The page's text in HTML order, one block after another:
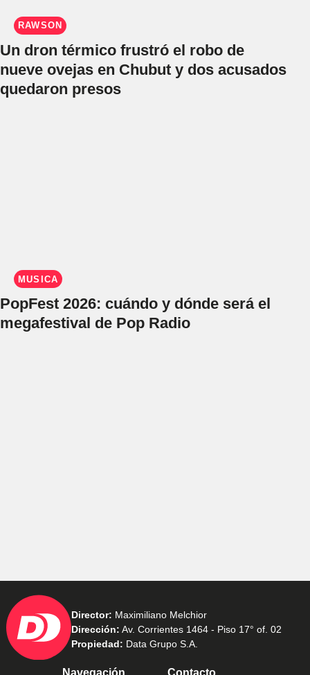
RAWSON
Un dron térmico frustró el robo de
nueve ovejas en Chubut y dos acusados
quedaron presos
MÚSICA
PopFest 2026: cuándo y dónde será el
megafestival de Pop Radio
Director: Maximiliano Melchior
Dirección: Av. Corrientes 1464 - Piso 17° of. 02
Propiedad: Data Grupo S.A.